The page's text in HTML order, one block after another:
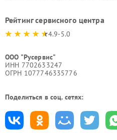
Рейтинг сервисного центра
4.9-5.0
ООО "Русервис"
ИНН 7702633247
ОГРН 1077746335776
Поделиться в соц. сетях: